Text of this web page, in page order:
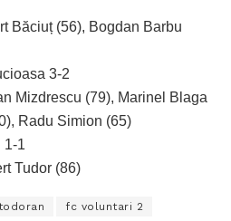
Băciuț (56), Bogdan Barbu
3-2
Mizdrescu (79), Marinel Blaga
Radu Simion (65)
1-1
Tudor (86)
fc voluntari 2